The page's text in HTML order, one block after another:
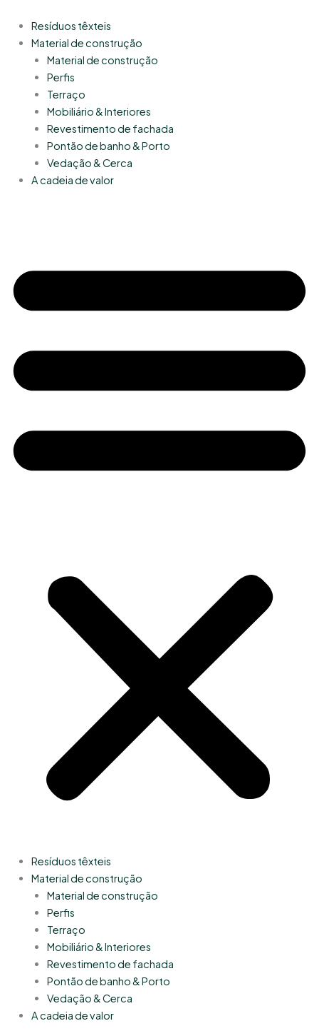
content
Resíduos têxteis
Material de construção
Material de construção
Perfis
Terraço
Mobiliário & Interiores
Revestimento de fachada
Pontão de banho & Porto
Vedação & Cerca
A cadeia de valor
Resíduos têxteis
Material de construção
Material de construção
Perfis
Terraço
Mobiliário & Interiores
Revestimento de fachada
Pontão de banho & Porto
Vedação & Cerca
A cadeia de valor